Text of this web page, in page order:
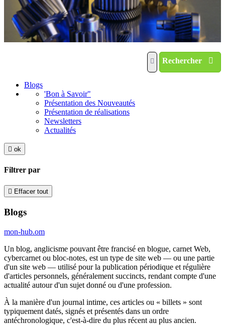
Rechercher
Blogs
'Bon à Savoir"
Présentation des Nouveautés
Présentation de réalisations
Newsletters
Actualités
 ok
Filtrer par
 Effacer tout
Blogs
mon-hub.om
Un blog, anglicisme pouvant être francisé en blogue, carnet Web,
cybercarnet ou bloc-notes, est un type de site web — ou une partie
d'un site web — utilisé pour la publication périodique et régulière
d'articles personnels, généralement succincts, rendant compte d'une
actualité autour d'un sujet donné ou d'une profession.
À la manière d'un journal intime, ces articles ou « billets » sont
typiquement datés, signés et présentés dans un ordre
antéchronologique, c'est-à-dire du plus récent au plus ancien.